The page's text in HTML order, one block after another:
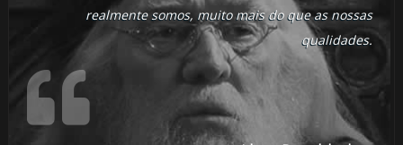
realmente somos, muito mais do que as nossas
qualidades.